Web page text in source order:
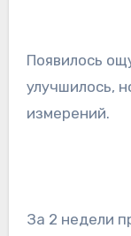
Появилось
улучшилось,
измерений.
За 2 недели